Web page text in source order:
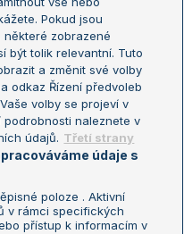
mistrů
mistryň
soukromí
Pokud jsou
zobrazené
být tolik relevantní. Tuto
a změnit své volby
odkaz Řízení předvoleb
volby se projeví v
podrobnosti naleznete v
údajů. Třetí strany
údaje s
poloze . Aktivní
v rámci specifických
přístup k informacím v